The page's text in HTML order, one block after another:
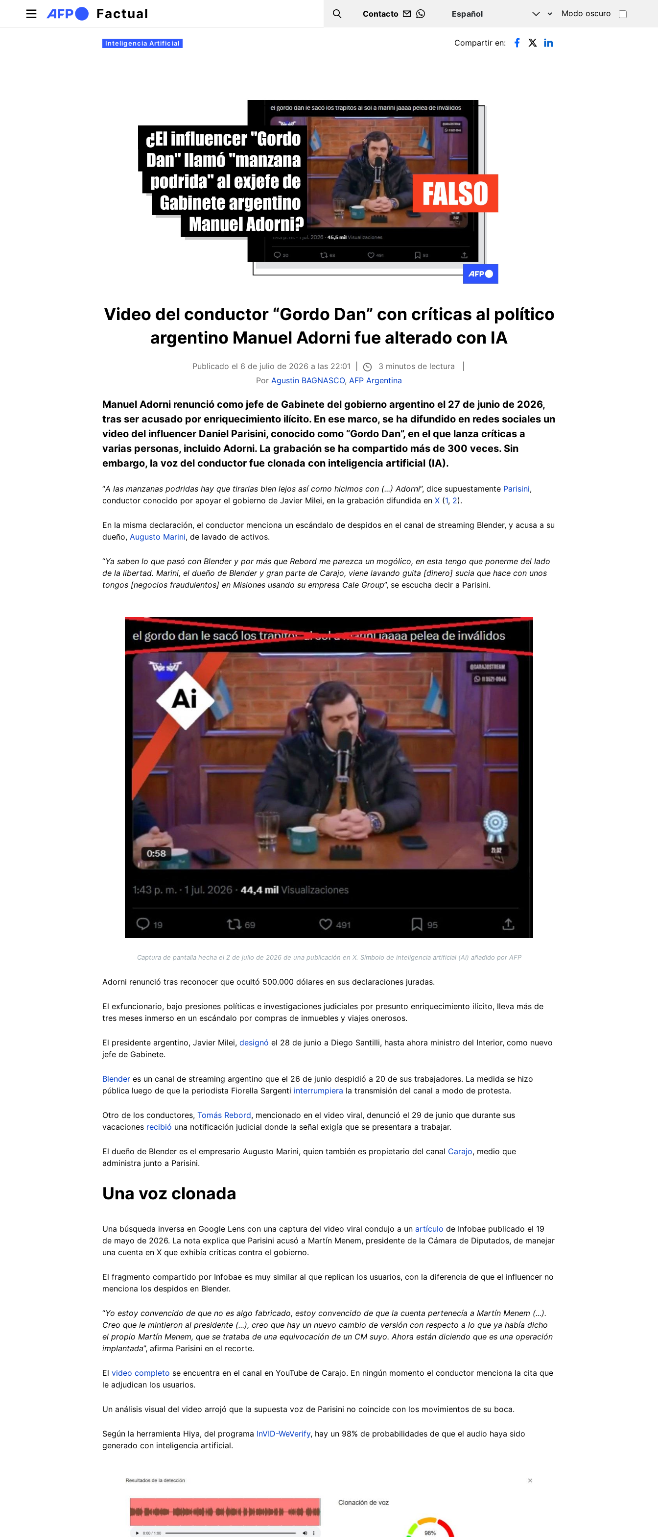
Pasar al contenido principal
Factual Search
Contacto
WHATSAPP
Modo oscuro
Solapas principales
Inteligencia Artificial Compartir en:
Video del conductor “Gordo Dan” con críticas al político
argentino Manuel Adorni fue alterado con IA
Publicado el 6 de julio de 2026 a las 22:01
3 minutos de lectura
Por Agustin BAGNASCO, AFP Argentina
Manuel Adorni renunció como jefe de Gabinete del gobierno argentino el 27 de junio de 2026,
tras ser acusado por enriquecimiento ilícito. En ese marco, se ha difundido en redes sociales un
video del influencer Daniel Parisini, conocido como “Gordo Dan”, en el que lanza críticas a
varias personas, incluido Adorni. La grabación se ha compartido más de 300 veces. Sin
embargo, la voz del conductor fue clonada con inteligencia artificial (IA).
“A las manzanas podridas hay que tirarlas bien lejos así como hicimos con (...) Adorni”, dice supuestamente Parisini,
conductor conocido por apoyar el gobierno de Javier Milei, en la grabación difundida en X (1, 2).
En la misma declaración, el conductor menciona un escándalo de despidos en el canal de streaming Blender, y acusa a su
dueño, Augusto Marini, de lavado de activos.
“Ya saben lo que pasó con Blender y por más que Rebord me parezca un mogólico, en esta tengo que ponerme del lado
de la libertad. Marini, el dueño de Blender y gran parte de Carajo, viene lavando guita [dinero] sucia que hace con unos
tongos [negocios fraudulentos] en Misiones usando su empresa Cale Group”, se escucha decir a Parisini.
Image
Captura de pantalla hecha el 2 de julio de 2026 de una publicación en X. Símbolo de inteligencia artificial (Ai) añadido por AFP
Adorni renunció tras reconocer que ocultó 500.000 dólares en sus declaraciones juradas.
El exfuncionario, bajo presiones políticas e investigaciones judiciales por presunto enriquecimiento ilícito, lleva más de
tres meses inmerso en un escándalo por compras de inmuebles y viajes onerosos.
El presidente argentino, Javier Milei, designó el 28 de junio a Diego Santilli, hasta ahora ministro del Interior, como nuevo
jefe de Gabinete.
Blender es un canal de streaming argentino que el 26 de junio despidió a 20 de sus trabajadores. La medida se hizo
pública luego de que la periodista Fiorella Sargenti interrumpiera la transmisión del canal a modo de protesta.
Otro de los conductores, Tomás Rebord, mencionado en el video viral, denunció el 29 de junio que durante sus
vacaciones recibió una notificación judicial donde la señal exigía que se presentara a trabajar.
El dueño de Blender es el empresario Augusto Marini, quien también es propietario del canal Carajo, medio que
administra junto a Parisini.
Una voz clonada
Una búsqueda inversa en Google Lens con una captura del video viral condujo a un artículo de Infobae publicado el 19
de mayo de 2026. La nota explica que Parisini acusó a Martín Menem, presidente de la Cámara de Diputados, de manejar
una cuenta en X que exhibía críticas contra el gobierno.
El fragmento compartido por Infobae es muy similar al que replican los usuarios, con la diferencia de que el influencer no
menciona los despidos en Blender.
“Yo estoy convencido de que no es algo fabricado, estoy convencido de que la cuenta pertenecía a Martín Menem (...).
Creo que le mintieron al presidente (...), creo que hay un nuevo cambio de versión con respecto a lo que ya había dicho
el propio Martín Menem, que se trataba de una equivocación de un CM suyo. Ahora están diciendo que es una operación
implantada”, afirma Parisini en el recorte.
El video completo se encuentra en el canal en YouTube de Carajo. En ningún momento el conductor menciona la cita que
le adjudican los usuarios.
Un análisis visual del video arrojó que la supuesta voz de Parisini no coincide con los movimientos de su boca.
Según la herramienta Hiya, del programa InVID-WeVerify, hay un 98% de probabilidades de que el audio haya sido
generado con inteligencia artificial.